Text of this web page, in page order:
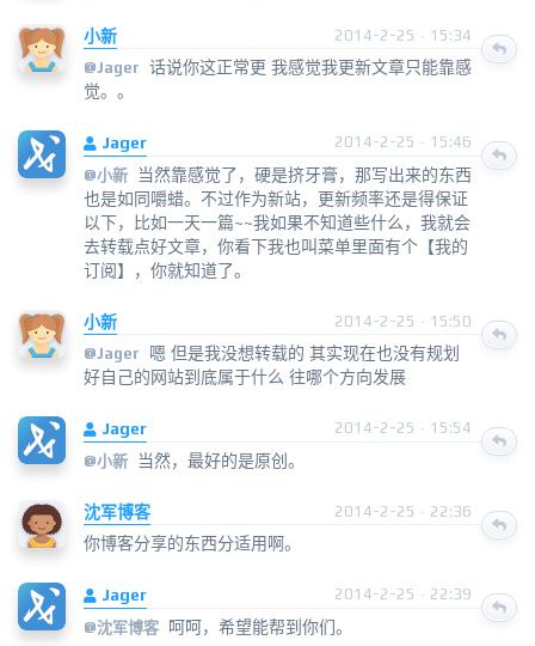
小新
2014-2-25 · 15:34
@Jager 话说你这正常更 我感觉我更新文章只能靠感
觉。。
Jager
2014-2-25 · 15:46
@小新
当然靠感觉了，硬是挤牙膏，那写出来的东西
也是如同嚼蜡。不过作为新站，更新频率还是得保证
以下，比如一天一篇~~我如果不知道些什么，我就会
去转载点好文章，你看下我也叫菜单里面有个【我的
订阅】，你就知道了。
小新
2014-2-25 · 15:50
@Jager
嗯 但是我没想转载的 其实现在也没有规划
好自己的网站到底属于什么 往哪个方向发展
Jager
2014-2-25 · 15:54
@小新 当然，最好的是原创。
沈军博客 2014-2-25 · 22:36
你博客分享的东西分适用啊。
Jager
2014-2-25 · 22:39
@沈军博客 呵呵，希望能帮到你们。